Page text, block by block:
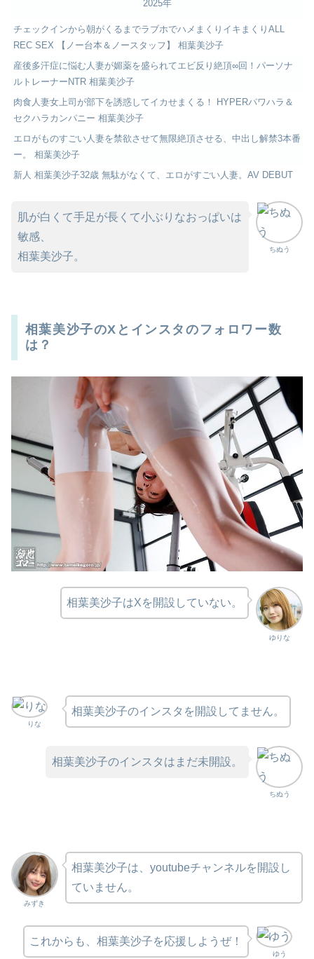
2025年
チェックインから朝がくるまでラブホでハメまくりイキまくりALL
REC SEX 【ノー台本＆ノースタッフ】 相葉美沙子
産後多汗症に悩む人妻が媚薬を盛られてエビ反り絶頂∞回！パーソナ
ルトレーナーNTR 相葉美沙子
肉食人妻女上司が部下を誘惑してイカせまくる！ HYPERパワハラ＆
セクハラカンパニー 相葉美沙子
エロがものすごい人妻を禁欲させて無限絶頂させる、中出し解禁3本番
ー。 相葉美沙子
新人 相葉美沙子32歳 無駄がなくて、エロがすごい人妻。AV DEBUT
ちぬう
肌が白くて手足が長くて小ぶりなおっぱいは
敏感、
相葉美沙子。
相葉美沙子のXとインスタのフォロワー数
は？
ゆりな
相葉美沙子はXを開設していない。
りな
相葉美沙子のインスタを開設してません。
ちぬう
相葉美沙子のインスタはまだ未開設。
みずき
相葉美沙子は、youtubeチャンネルを開設し
ていません。
ゆう
これからも、相葉美沙子を応援しようぜ！